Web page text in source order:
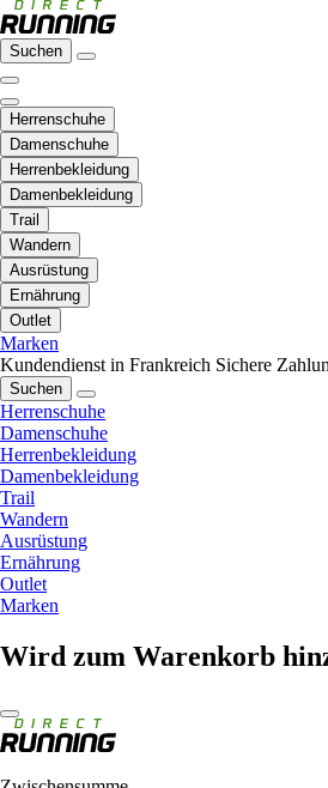
Suchen
Herrenschuhe
Damenschuhe
Herrenbekleidung
Damenbekleidung
Trail
Wandern
Ausrüstung
Ernährung
Outlet
Marken
Kundendienst in Frankreich Sichere
Suchen
Herrenschuhe
Damenschuhe
Herrenbekleidung
Damenbekleidung
Trail
Wandern
Ausrüstung
Ernährung
Outlet
Marken
Wird zum Warenkorb